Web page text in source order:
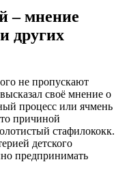
– мнение
других
не пропускают
своё мнение о
процесс или ячмень
причиной
стафилококк.
детского
предпринимать